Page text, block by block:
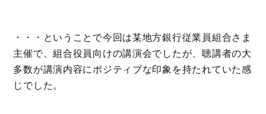
・・・ということで今回は某地方銀行従業員組合さま
主催で、組合役員向けの講演会でしたが、聴講者の大
多数が講演内容にポジティブな印象を持たれていた感
じでした。